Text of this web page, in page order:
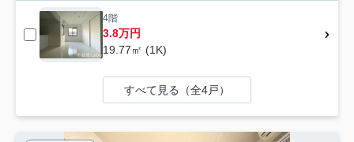
4階
3.8万円
19.77㎡ (1K)
すべて見る（全4戸）